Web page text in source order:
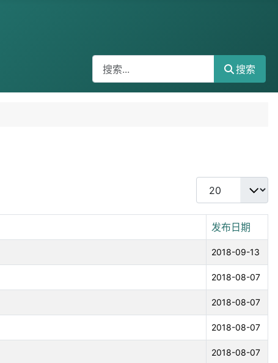
搜索
搜索
每页显示条数
发布日期
2018-09-13
2018-08-07
2018-08-07
2018-08-07
2018-08-07